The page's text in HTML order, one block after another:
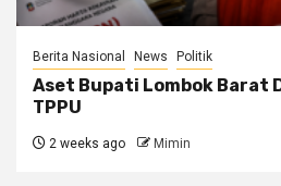
Berita Nasional News Politik
Aset Bupati Lombok Barat
TPPU
2 weeks ago Mimin